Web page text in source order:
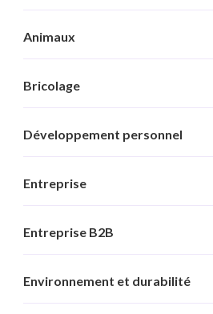
Animaux
Bricolage
Développement personnel
Entreprise
Entreprise B2B
Environnement et durabilité